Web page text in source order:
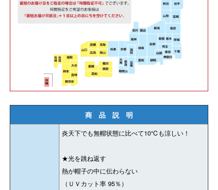
商 品 説 明
炎天下でも無帽状態に比べて10℃も涼しい！
★光を跳ね返す
熱が帽子の中に伝わらない
（ＵＶカット率 95％）